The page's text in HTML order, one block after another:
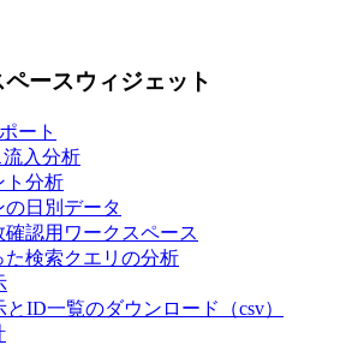
ースウィジェット
ート
流入分析
ト分析
の日別データ
認用ワークスペース
た検索クエリの分析
ID一覧のダウンロード（csv）